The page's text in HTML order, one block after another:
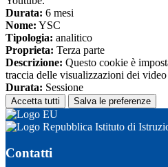
Durata: 6 mesi
Nome: YSC
Tipologia: analitico
Proprieta: Terza parte
Descrizione: Questo cookie è
traccia delle visualizzazioni dei
Durata: Sessione
Accetta tutti Salva le preferenze
Istituto di
Contatti